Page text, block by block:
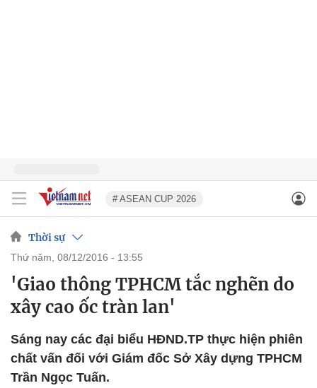
# ASEAN CUP 2026
Thời sự
thứ năm, 08/12/2016 - 13:55
'Giao thông TPHCM tắc nghẽn do
xây cao ốc tràn lan'
Sáng nay các đại biểu HĐND.TP thực hiện phiên
chất vấn đối với Giám đốc Sở Xây dựng TPHCM
Trần Ngọc Tuấn.